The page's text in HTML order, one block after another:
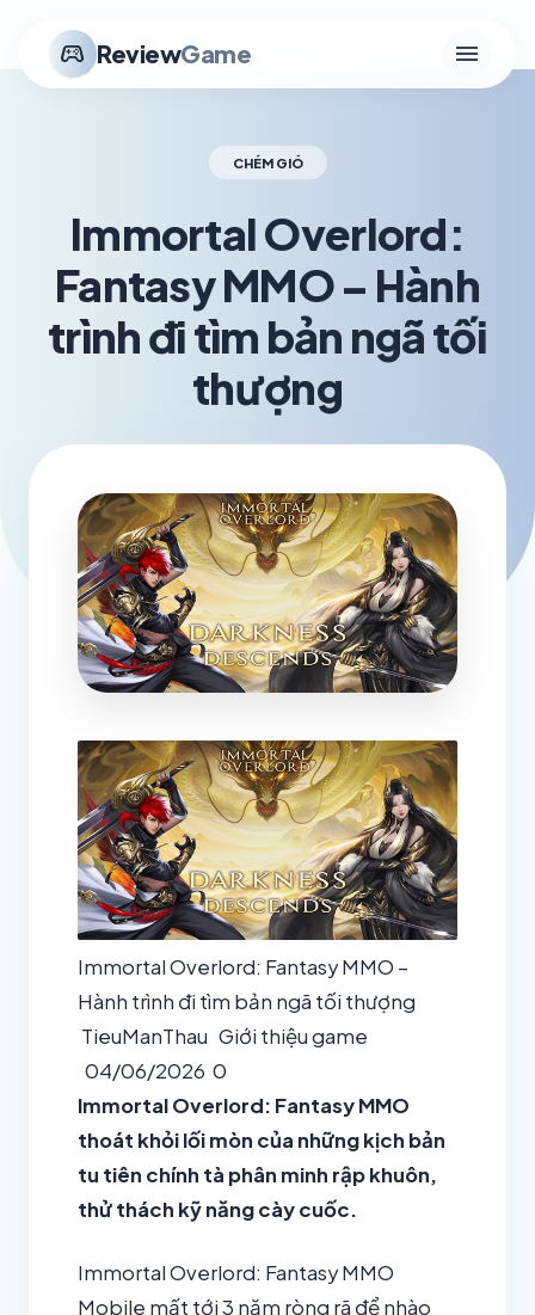
stadia_controller ReviewGame menu
CHÉM GIÓ
Immortal Overlord:
Fantasy MMO – Hành
trình đi tìm bản ngã tối
thượng
Immortal Overlord: Fantasy MMO –
Hành trình đi tìm bản ngã tối thượng
TieuManThau Giới thiệu game
04/06/2026 0
Immortal Overlord: Fantasy MMO
thoát khỏi lối mòn của những kịch bản
tu tiên chính tà phân minh rập khuôn,
thử thách kỹ năng cày cuốc.
Immortal Overlord: Fantasy MMO
Mobile mất tới 3 năm ròng rã để nhào